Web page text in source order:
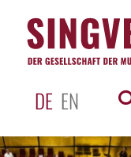
DE EN